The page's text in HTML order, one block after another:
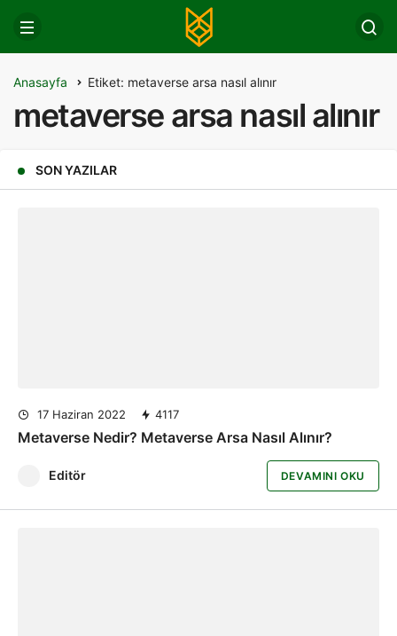
Anasayfa Etiket: metaverse arsa nasıl alınır
metaverse arsa nasıl alınır
SON YAZILAR
17 Haziran 2022 4117
Metaverse Nedir? Metaverse Arsa Nasıl Alınır?
Editör DEVAMINI OKU